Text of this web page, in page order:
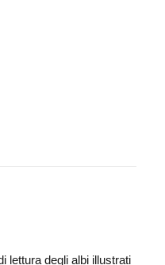
lettura degli albi illustrati